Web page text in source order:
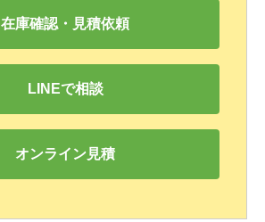
在庫確認・見積依頼
LINEで相談
オンライン見積